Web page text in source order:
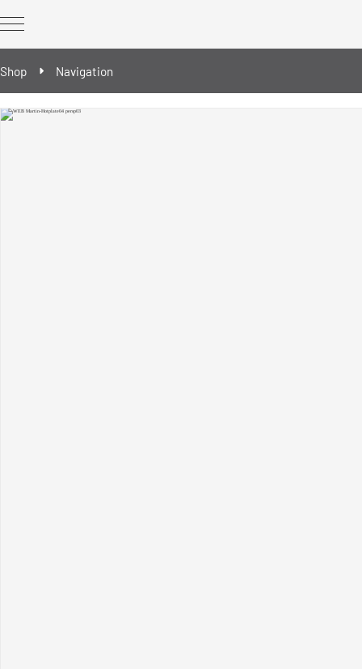
Shop Navigation
REWORK Geräte